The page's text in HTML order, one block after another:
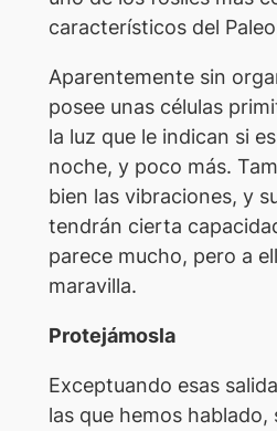
característicos del
Aparentemente sin
posee unas células
la luz que le indican si
noche, y poco más.
bien las vibraciones, y
tendrán cierta
parece mucho, pero a
maravilla.
Protejámosla
Exceptuando esas
las que hemos hablado,